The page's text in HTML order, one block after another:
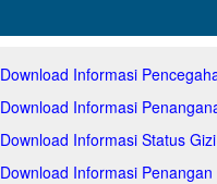
Download Informasi
Download Informasi
Download Informasi Status
Download Informasi